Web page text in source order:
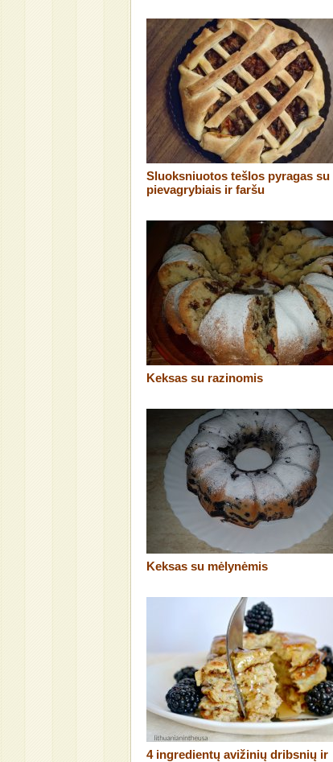
Sluoksniuotos tešlos pyragas su
pievagrybiais ir faršu
Keksas su razinomis
Keksas su mėlynėmis
4 ingredientų avižinių dribsnių ir